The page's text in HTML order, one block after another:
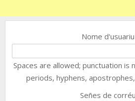
Nome d'usuariu
Spaces are allowed; punctuation
periods, hyphens,
Señes de corréu